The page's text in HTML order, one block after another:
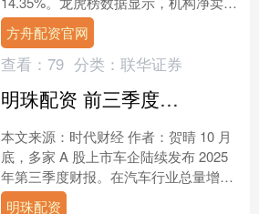
1.26亿元，营业部席位合计净卖出1.5....
方舟配资官网
查看： 79 分类： 联华证券
明珠配资 前三季度车企挣钱哪家强？比亚迪日赚超8500万元，赛力斯净利增长31.6%
本文来源：时代财经 作者：贺晴 10 月
底，多家 A 股上市车企陆续发布 2025
年第三季度财报。在汽车行业总量增长
与结构分化中，不同车企业绩情况也呈
明珠配资